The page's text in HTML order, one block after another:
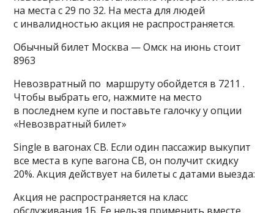
на места с 29 по 32. На места для людей
с инвалидностью акция не распространяется.
Обычный билет Москва — Омск на июнь стоит
8963
Невозвратный по маршруту обойдется в 7211 .
Чтобы выбрать его, нажмите на место
в последнем купе и поставьте галочку у опции
«Невозвратный билет»
Single в вагонах СВ. Если один пассажир выкупит
все места в купе вагона СВ, он получит скидку
20%. Акция действует на билеты с датами выезда:
Акция не распространяется на класс